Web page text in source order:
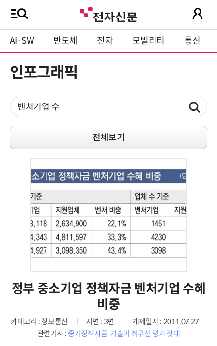
AI·SW 반도체 전자 모빌리티 통신
인포그래픽
전체보기
정부 중소기업 정책자금 벤처기업 수혜
비중
카테고리 : 정보통신 지면 : 3면
개제일자 : 2011.07.27
관련기사 :중기정책자금, 기술이 최우선 평가 잣대